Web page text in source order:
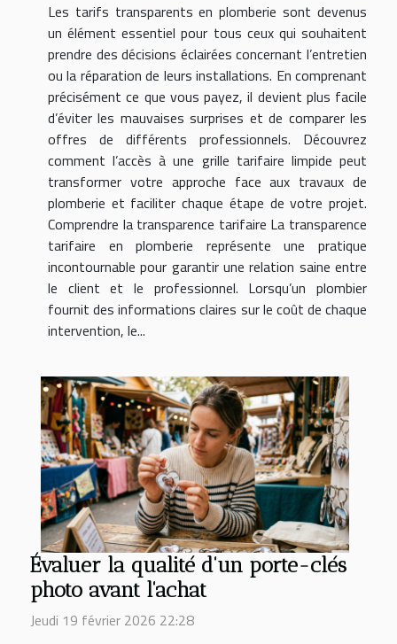
Les tarifs transparents en plomberie sont devenus
un élément essentiel pour tous ceux qui souhaitent
prendre des décisions éclairées concernant l’entretien
ou la réparation de leurs installations. En comprenant
précisément ce que vous payez, il devient plus facile
d’éviter les mauvaises surprises et de comparer les
offres de différents professionnels. Découvrez
comment l’accès à une grille tarifaire limpide peut
transformer votre approche face aux travaux de
plomberie et faciliter chaque étape de votre projet.
Comprendre la transparence tarifaire La transparence
tarifaire en plomberie représente une pratique
incontournable pour garantir une relation saine entre
le client et le professionnel. Lorsqu’un plombier
fournit des informations claires sur le coût de chaque
intervention, le...
Évaluer la qualité d'un porte-clés
photo avant l'achat
Jeudi 19 février 2026 22:28